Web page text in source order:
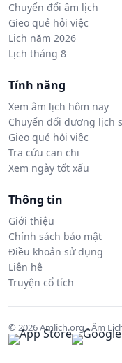
Chuyển đổi âm lịch
Gieo quẻ hỏi việc
Lịch năm 2026
Lịch tháng 8
Tính năng
Xem âm lịch hôm nay
Chuyển đổi dương lịch
Gieo quẻ hỏi việc
Tra cứu can chi
Xem ngày tốt xấu
Thông tin
Giới thiệu
Chính sách bảo mật
Điều khoản sử dụng
Liên hệ
Truyện cổ tích
© 2026 Amlich.org - Âm